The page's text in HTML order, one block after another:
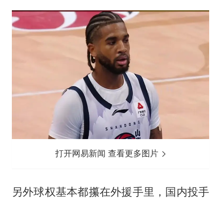
打开网易新闻 查看更多图片
另外球权基本都攥在外援手里，国内投手